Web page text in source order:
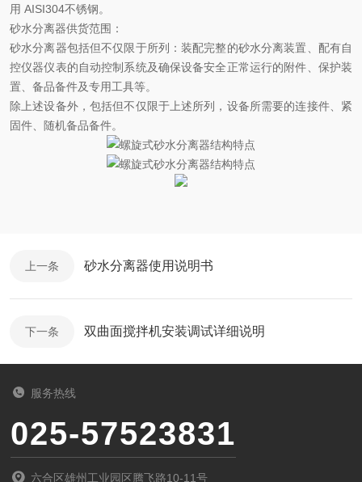
用 AISI304不锈钢。
砂水分离器供货范围 ：
砂水分离器包括但不仅限于所列：装配完整的砂水分离装置、配有自
控仪器仪表的自动控制系统及确保设备安全正常运行的附件、保护装
置、备品备件及专用工具等。
除上述设备外，包括但不仅限于上述所列，设备所需要的连接件、紧
固件、随机备品备件。
上一条 砂水分离器使用说明书
下一条 双曲面搅拌机安装调试详细说明
服务热线
025-57523831
六合区雄州工业园区腾飞路10-11号